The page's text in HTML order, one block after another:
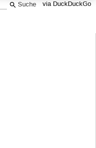
via DuckDuckGo